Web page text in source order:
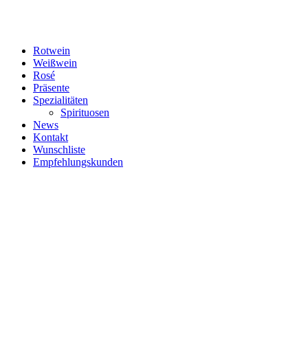
Rotwein
Weißwein
Rosé
Präsente
Spezialitäten
Spirituosen
News
Kontakt
Wunschliste
Empfehlungskunden